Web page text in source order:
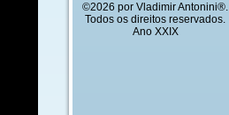
©2026 por Vladimir Antonini®.
Todos os direitos reservados.
Ano XXIX